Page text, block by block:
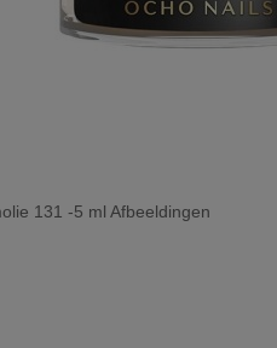
131 -5 ml Afbeeldingen